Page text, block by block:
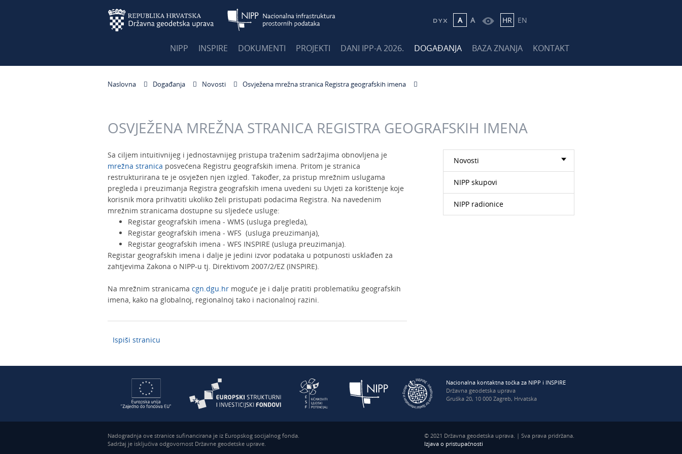
A A HR EN
NIPP INSPIRE DOKUMENTI PROJEKTI DANI IPP-A 2026. DOGAĐANJA BAZA ZNANJA KONTAKT
Naslovna Događanja Novosti Osvježena mrežna stranica Registra geografskih imena
OSVJEŽENA MREŽNA STRANICA REGISTRA GEOGRAFSKIH IMENA
Sa ciljem intuitivnijeg i jednostavnijeg pristupa traženim sadržajima obnovljena je
mrežna stranica posvećena Registru geografskih imena. Pritom je stranica
restrukturirana te je osvježen njen izgled. Također, za pristup mrežnim uslugama
pregleda i preuzimanja Registra geografskih imena uvedeni su Uvjeti za korištenje koje
korisnik mora prihvatiti ukoliko želi pristupati podacima Registra. Na navedenim
mrežnim stranicama dostupne su sljedeće usluge:
Registar geografskih imena - WMS (usluga pregleda),
Registar geografskih imena - WFS (usluga preuzimanja),
Registar geografskih imena - WFS INSPIRE (usluga preuzimanja).
Registar geografskih imena i dalje je jedini izvor podataka u potpunosti usklađen za
zahtjevima Zakona o NIPP-u tj. Direktivom 2007/2/EZ (INSPIRE).
Na mrežnim stranicama cgn.dgu.hr moguće je i dalje pratiti problematiku geografskih
imena, kako na globalnoj, regionalnoj tako i nacionalnoj razini.
Ispiši stranicu
Novosti
NIPP skupovi
NIPP radionice
Nacionalna kontaktna točka za NIPP i INSPIRE
Državna geodetska uprava
Gruška 20, 10 000 Zagreb, Hrvatska
Nadogradnja ove stranice sufinancirana je iz Europskog socijalnog fonda.
Sadržaj je isključiva odgovornost Državne geodetske uprave.
© 2021 Državna geodetska uprava. | Sva prava pridržana.
Izjava o pristupačnosti